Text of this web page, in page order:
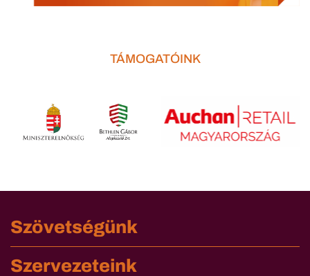
TÁMOGATÓINK
Szövetségünk
Szervezeteink